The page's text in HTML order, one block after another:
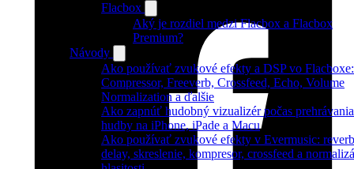
Flacbox
Aký je rozdiel medzi Flacbox a Flacbox
Premium?
Návody
Ako používať zvukové efekty a DSP vo Flacboxe:
Compressor, Freeverb, Crossfeed, Echo, Volume
Normalization a ďalšie
Ako zapnúť hudobný vizualizér počas prehrávania
hudby na iPhone, iPade a Macu
Ako používať zvukové efekty v Evermusic:
delay, skreslenie, kompresor, crossfeed a